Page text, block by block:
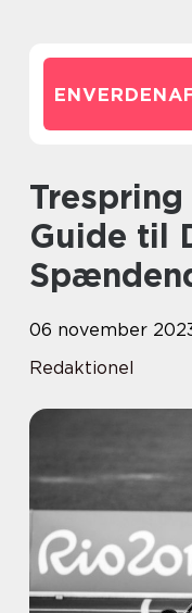
Trespring – En Komplet
Guide til
06 november
Redaktionel